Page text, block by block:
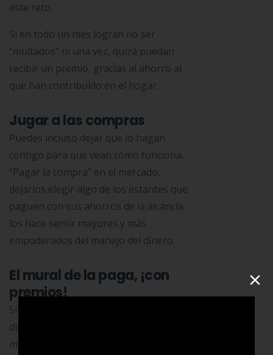
este reto.
Si en todo un mes logran no ser
“multados” ni una vez, quizá puedan
recibir un premio, gracias al ahorro al
que han contribuido en el hogar.
Jugar a las compras
Puedes incluso dejar que lo hagan
contigo para que vean cómo funciona.
“Pagar la compra” en el mercado,
dejarlos elegir algo de los estantes que
paguen con sus ahorros de la alcancía
los hace sentir mayores y más
empoderados del manejo del dinero.
El mural de la paga, ¡con
premios!
Si ya empezaste a dar una cantidad de
dinero semanal a tus hijos, para hacerlo
más divertido, creando un mural de la
×